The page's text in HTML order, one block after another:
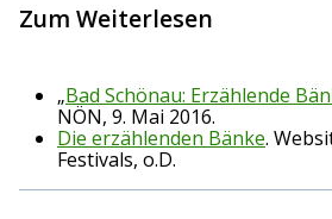
Zum Weiterlesen
„Bad Schönau: Erzählende
NÖN, 9. Mai 2016.
Die erzählenden Bänke.
Festivals, o.D.